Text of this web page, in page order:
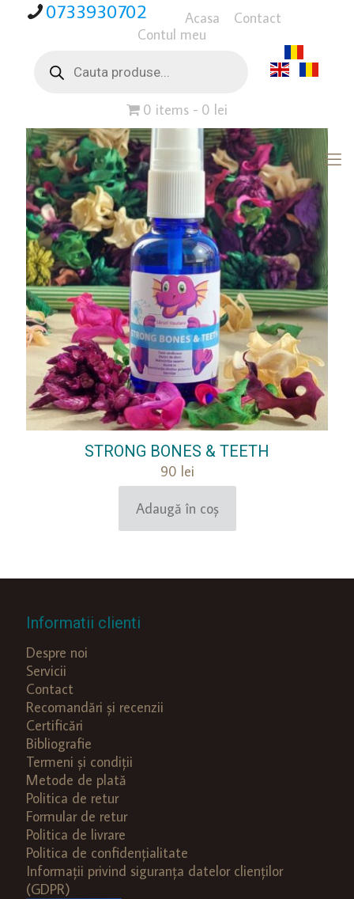
0733930702 Acasa
Contact
Contul meu
search
0 items 0 lei
STRONG BONES & TEETH
90 lei
Adaugă în coș
Informatii clienti
Despre noi
Servicii
Contact
Recomandări și recenzii
Certificări
Bibliografie
Termeni și condiții
Metode de plată
Politica de retur
Formular de retur
Politica de livrare
Politica de confidențialitate
Informații privind siguranța datelor clienților
(GDPR)